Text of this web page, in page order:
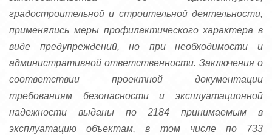
градостроительной и строительной деятельности,
применялись меры профилактического характера в
виде предупреждений,но при необходимости и
административной ответственности. Заключения о
соответствии проектной документации
требованиям безопасности и эксплуатационной
надежности выданы по 2184 принимаемым в
эксплуатацию объектам, в том числе по 733